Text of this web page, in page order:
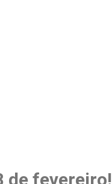
de fevereiro!